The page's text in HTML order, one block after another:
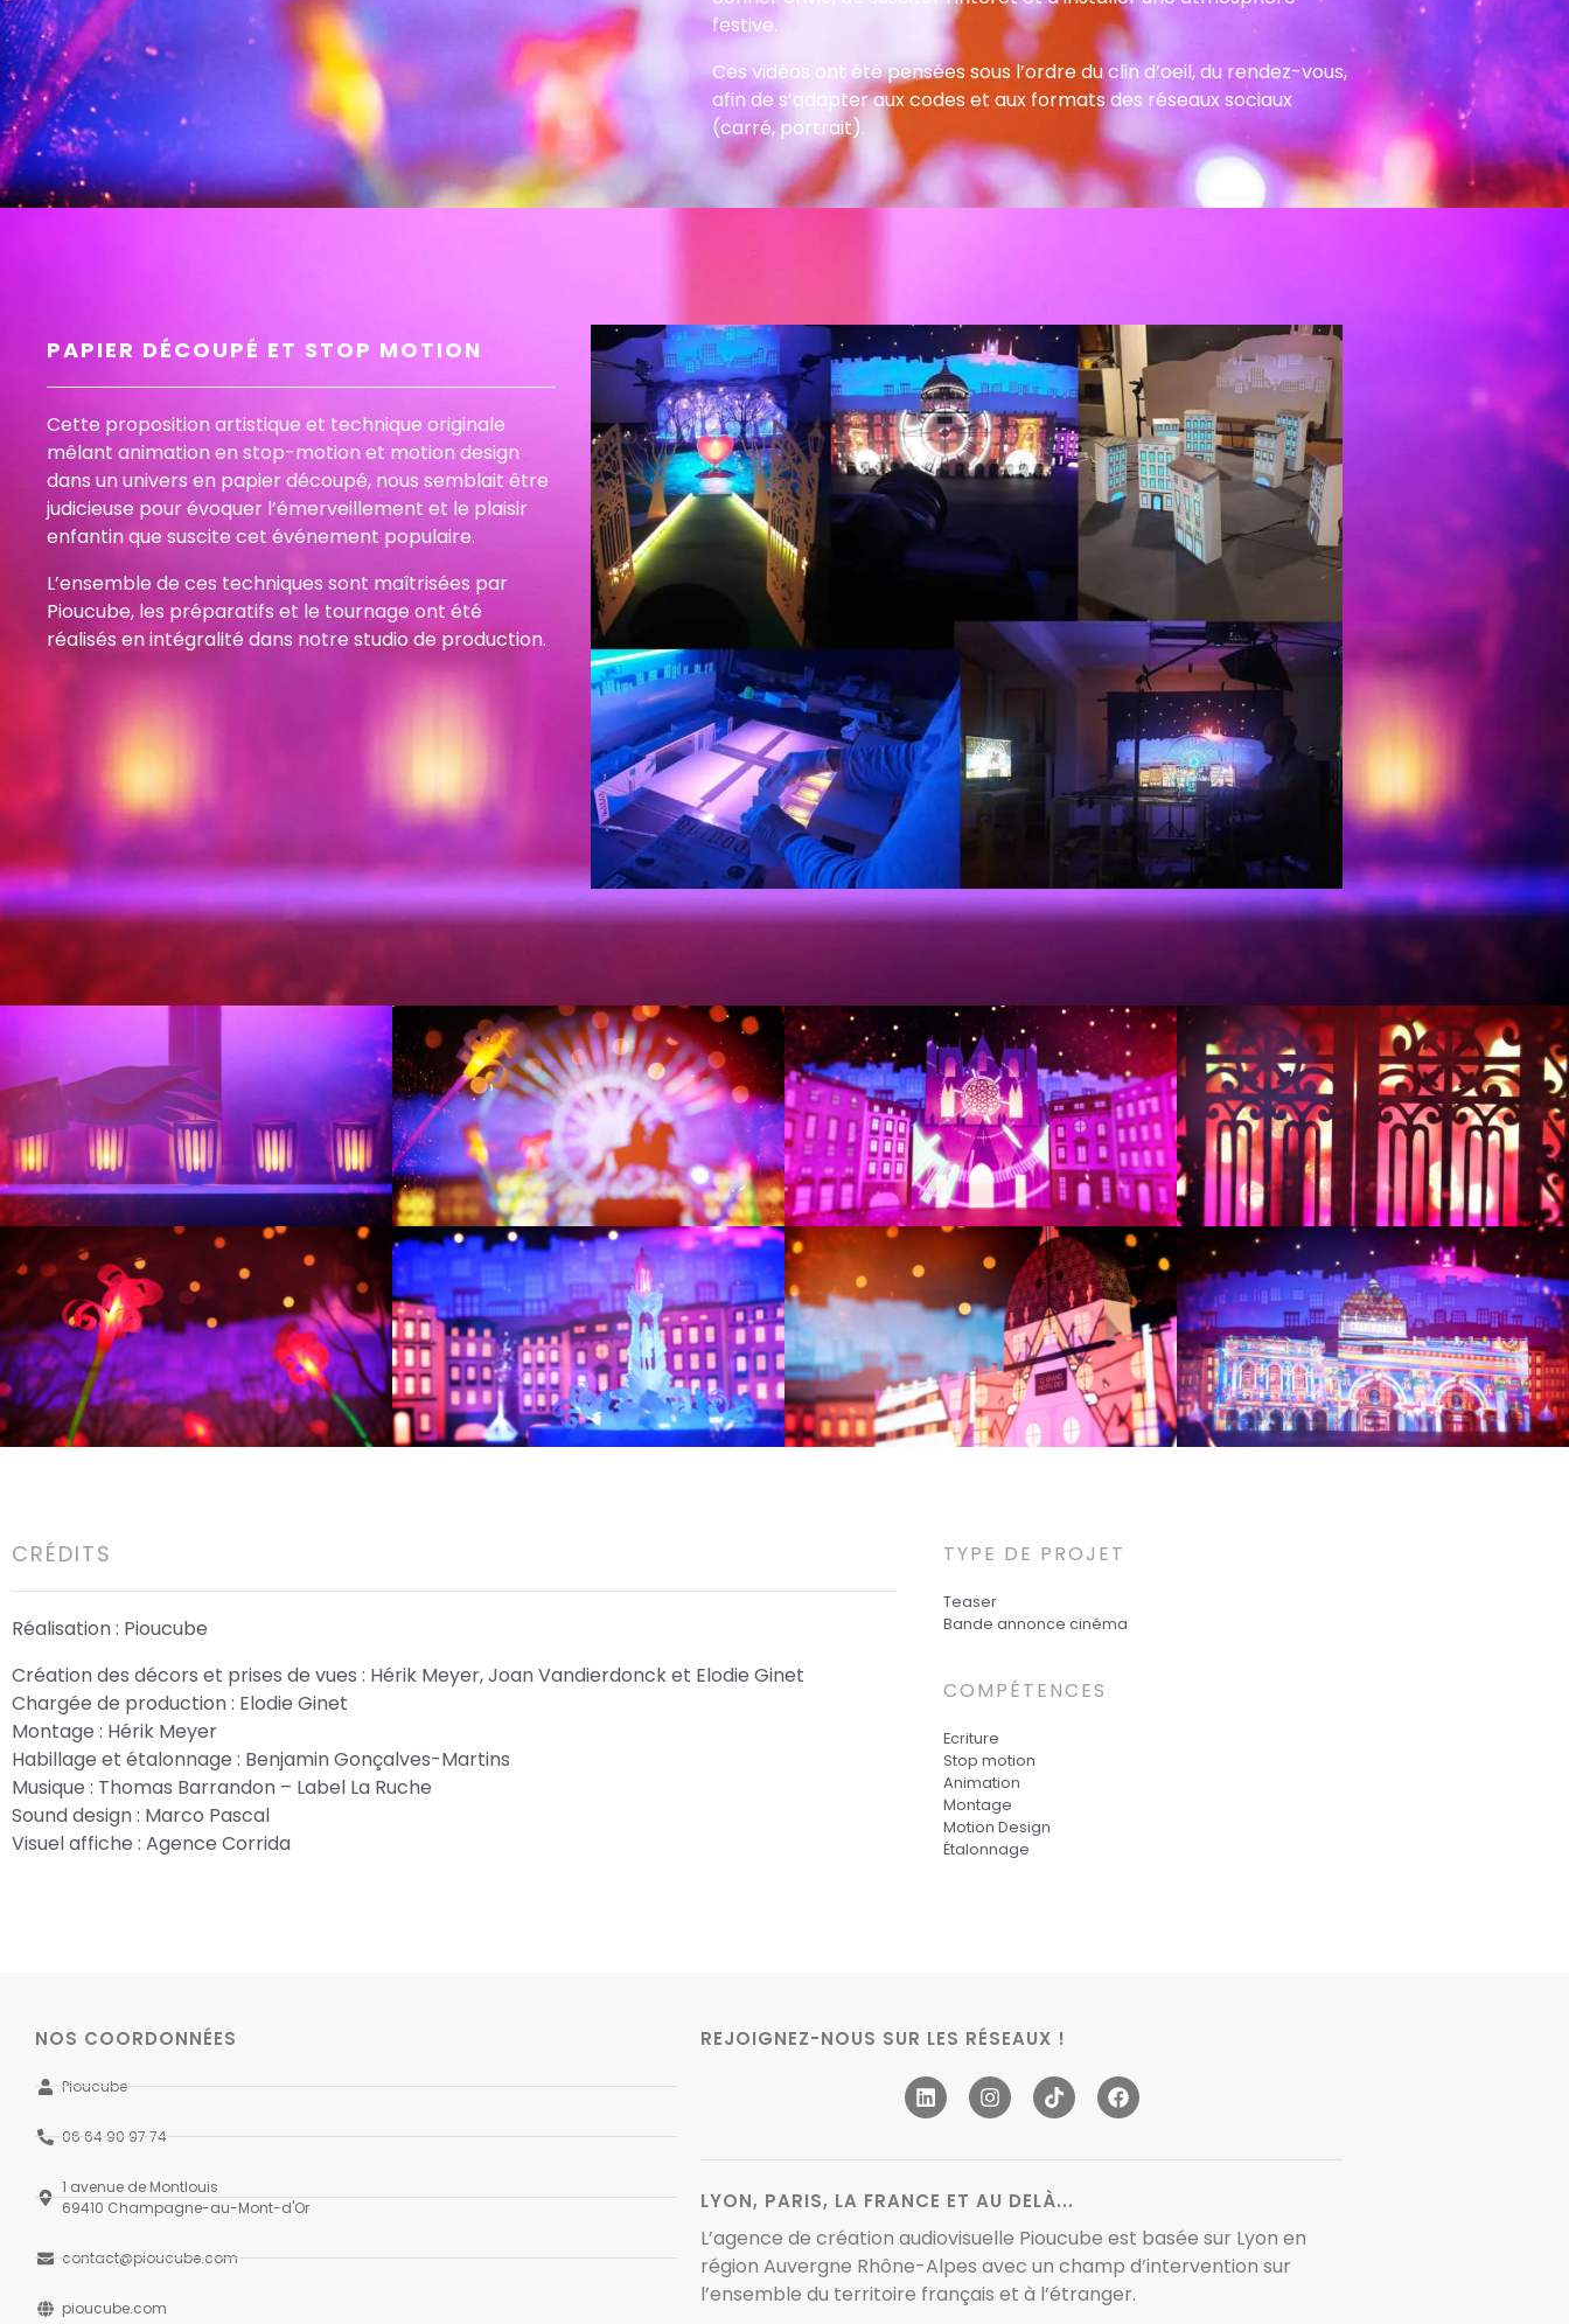
festive.
Ces vidéos ont été pensées sous l’ordre du clin d’oeil, du rendez-vous,
afin de s’adapter aux codes et aux formats des réseaux sociaux
(carré, portrait).
PAPIER DÉCOUPÉ ET STOP MOTION
Cette proposition artistique et technique originale
mêlant animation en stop-motion et motion design
dans un univers en papier découpé, nous semblait être
judicieuse pour évoquer l’émerveillement et le plaisir
enfantin que suscite cet événement populaire.
L’ensemble de ces techniques sont maîtrisées par
Pioucube, les préparatifs et le tournage ont été
réalisés en intégralité dans notre studio de production.
CRÉDITS
Réalisation : Pioucube
Création des décors et prises de vues : Hérik Meyer, Joan Vandierdonck et Elodie Ginet
Chargée de production : Elodie Ginet
Montage : Hérik Meyer
Habillage et étalonnage : Benjamin Gonçalves-Martins
Musique : Thomas Barrandon – Label La Ruche
Sound design : Marco Pascal
Visuel affiche : Agence Corrida
TYPE DE PROJET
Teaser
Bande annonce cinéma
COMPÉTENCES
Ecriture
Stop motion
Animation
Montage
Motion Design
Étalonnage
NOS COORDONNÉES
Pioucube
06 64 90 97 74
1 avenue de Montlouis
69410 Champagne-au-Mont-d'Or
contact@pioucube.com
pioucube.com
REJOIGNEZ-NOUS SUR LES RÉSEAUX !
LYON, PARIS, LA FRANCE ET AU DELÀ...
L’agence de création audiovisuelle Pioucube est basée sur Lyon en
région Auvergne Rhône-Alpes avec un champ d’intervention sur
l’ensemble du territoire français et à l’étranger.